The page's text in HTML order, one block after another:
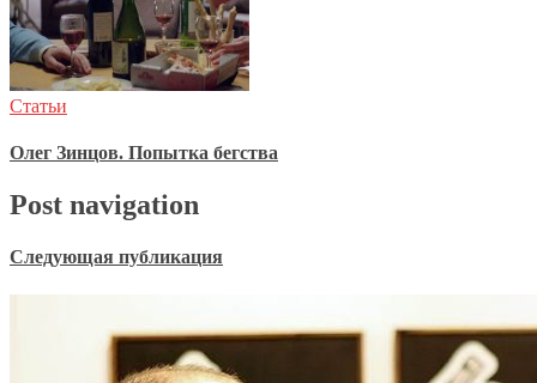
Статьи
Олег Зинцов. Попытка бегства
Post navigation
Следующая публикация